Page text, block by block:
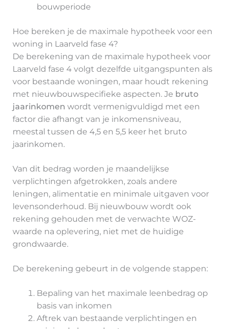
bouwperiode
Hoe bereken je de maximale hypotheek voor een
woning in Laarveld fase 4?
De berekening van de maximale hypotheek voor
Laarveld fase 4 volgt dezelfde uitgangspunten als
voor bestaande woningen, maar houdt rekening
met nieuwbouwspecifieke aspecten. Je bruto
jaarinkomen wordt vermenigvuldigd met een
factor die afhangt van je inkomensniveau,
meestal tussen de 4,5 en 5,5 keer het bruto
jaarinkomen.
Van dit bedrag worden je maandelijkse
verplichtingen afgetrokken, zoals andere
leningen, alimentatie en minimale uitgaven voor
levensonderhoud. Bij nieuwbouw wordt ook
rekening gehouden met de verwachte WOZ-
waarde na oplevering, niet met de huidige
grondwaarde.
De berekening gebeurt in de volgende stappen:
Bepaling van het maximale leenbedrag op
basis van inkomen
Aftrek van bestaande verplichtingen en